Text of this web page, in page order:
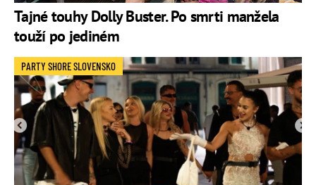
Tajné touhy Dolly Buster. Po smrti manžela
touží po jediném
PARTY SHORE SLOVENSKO